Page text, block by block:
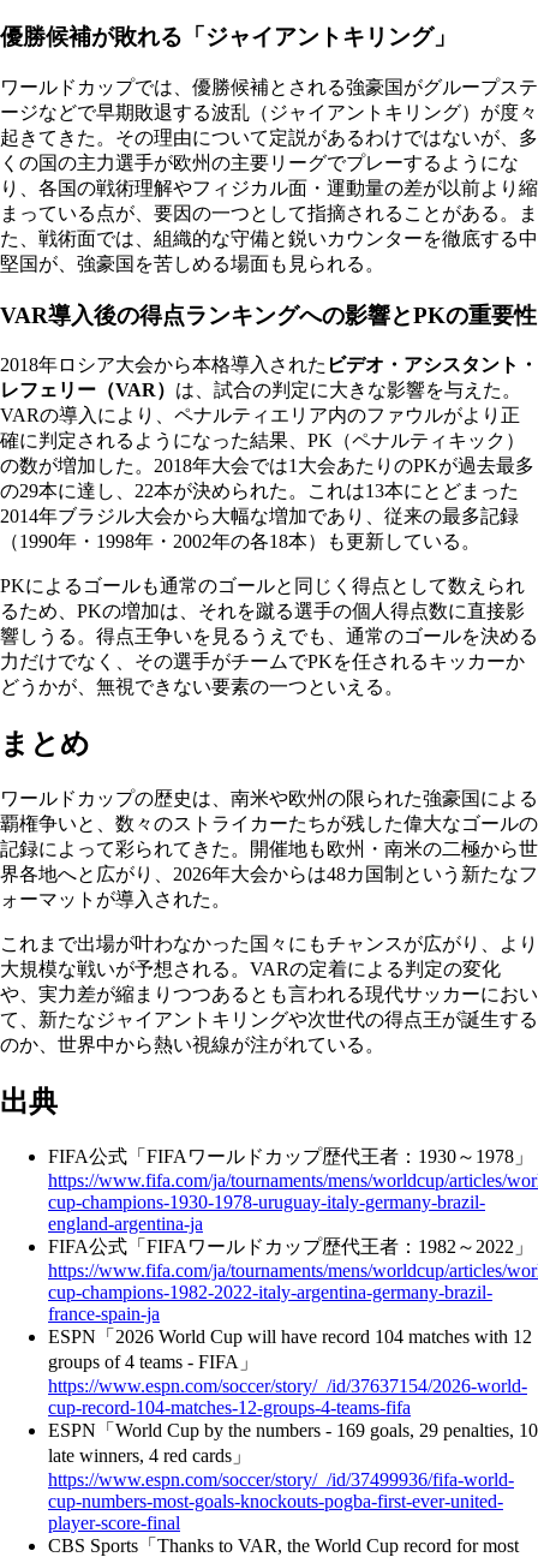
優勝候補が敗れる「ジャイアントキリング」
ワールドカップでは、優勝候補とされる強豪国がグループステ
ージなどで早期敗退する波乱（ジャイアントキリング）が度々
起きてきた。その理由について定説があるわけではないが、多
くの国の主力選手が欧州の主要リーグでプレーするようにな
り、各国の戦術理解やフィジカル面・運動量の差が以前より縮
まっている点が、要因の一つとして指摘されることがある。ま
た、戦術面では、組織的な守備と鋭いカウンターを徹底する中
堅国が、強豪国を苦しめる場面も見られる。
VAR導入後の得点ランキングへの影響とPKの重要性
2018年ロシア大会から本格導入された ビデオ・アシスタント・
レフェリー（VAR） は、試合の判定に大きな影響を与えた。
VARの導入により、ペナルティエリア内のファウルがより正
確に判定されるようになった結果、PK（ペナルティキック）
の数が増加した。2018年大会では1大会あたりのPKが過去最多
の29本に達し、22本が決められた。これは13本にとどまった
2014年ブラジル大会から大幅な増加であり、従来の最多記録
（1990年・1998年・2002年の各18本）も更新している。
PKによるゴールも通常のゴールと同じく得点として数えられ
るため、PKの増加は、それを蹴る選手の個人得点数に直接影
響しうる。得点王争いを見るうえでも、通常のゴールを決める
力だけでなく、その選手がチームでPKを任されるキッカーか
どうかが、無視できない要素の一つといえる。
まとめ
ワールドカップの歴史は、南米や欧州の限られた強豪国による
覇権争いと、数々のストライカーたちが残した偉大なゴールの
記録によって彩られてきた。開催地も欧州・南米の二極から世
界各地へと広がり、2026年大会からは48カ国制という新たなフ
ォーマットが導入された。
これまで出場が叶わなかった国々にもチャンスが広がり、より
大規模な戦いが予想される。VARの定着による判定の変化
や、実力差が縮まりつつあるとも言われる現代サッカーにおい
て、新たなジャイアントキリングや次世代の得点王が誕生する
のか、世界中から熱い視線が注がれている。
出典
FIFA公式「FIFAワールドカップ歴代王者：1930～1978」
https://www.fifa.com/ja/tournaments/mens/worldcup/articles/
cup-champions-1930-1978-uruguay-italy-germany-brazil-
england-argentina-ja
FIFA公式「FIFAワールドカップ歴代王者：1982～2022」
https://www.fifa.com/ja/tournaments/mens/worldcup/articles/
cup-champions-1982-2022-italy-argentina-germany-brazil-
france-spain-ja
ESPN「2026 World Cup will have record 104 matches with 12
groups of 4 teams - FIFA」
https://www.espn.com/soccer/story/_/id/37637154/2026-world-
cup-record-104-matches-12-groups-4-teams-fifa
ESPN「World Cup by the numbers - 169 goals, 29 penalties, 10
late winners, 4 red cards」
https://www.espn.com/soccer/story/_/id/37499936/fifa-world-
cup-numbers-most-goals-knockouts-pogba-first-ever-united-
player-score-final
CBS Sports「Thanks to VAR, the World Cup record for most